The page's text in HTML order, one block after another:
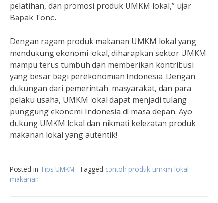
pelatihan, dan promosi produk UMKM lokal,” ujar
Bapak Tono.
Dengan ragam produk makanan UMKM lokal yang
mendukung ekonomi lokal, diharapkan sektor UMKM
mampu terus tumbuh dan memberikan kontribusi
yang besar bagi perekonomian Indonesia. Dengan
dukungan dari pemerintah, masyarakat, dan para
pelaku usaha, UMKM lokal dapat menjadi tulang
punggung ekonomi Indonesia di masa depan. Ayo
dukung UMKM lokal dan nikmati kelezatan produk
makanan lokal yang autentik!
Posted in Tips UMKM Tagged contoh produk umkm lokal
makanan